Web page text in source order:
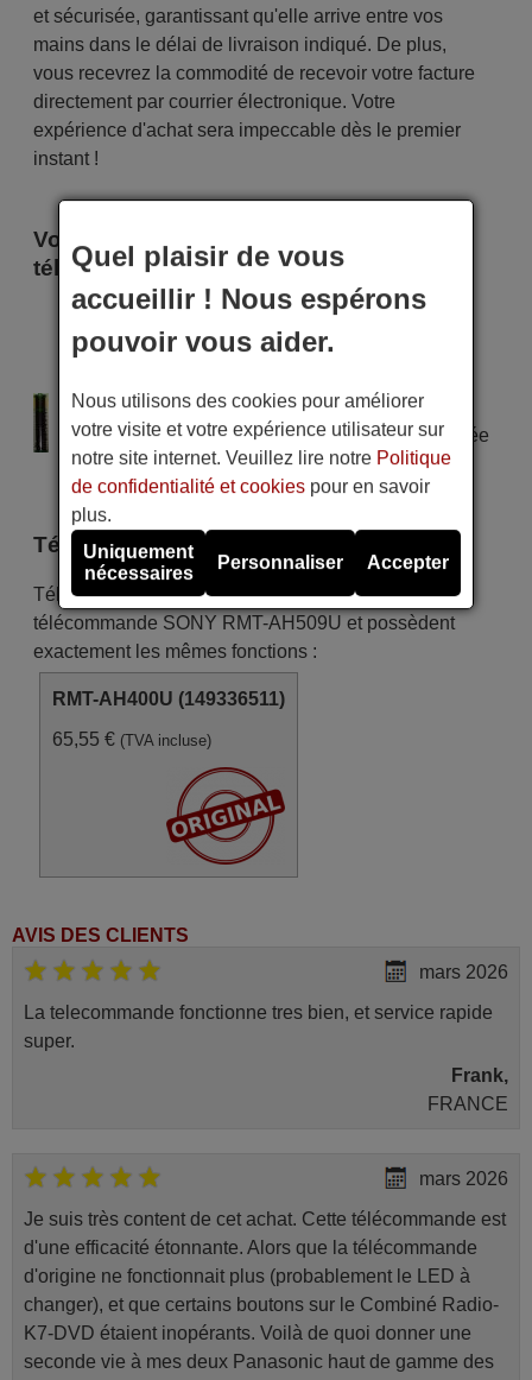
et sécurisée, garantissant qu'elle arrive entre vos
mains dans le délai de livraison indiqué. De plus,
vous recevrez la commodité de recevoir votre facture
directement par courrier électronique. Votre
expérience d'achat sera impeccable dès le premier
instant !
Voici certains modèles qui utilisent cette
télécommande
Sony HT-Z9RF
Sony HT-ZF9
Sony SA-Z9F
Alimentation : 2 piles type AAA
Pile alcaline type AAA LR06 tension 1,5 V utilisée
dans la grande majorité de télécommandes.
Télécommandes équivalentes
Télécommandes équivalentes qui remplacent la
télécommande SONY RMT-AH509U et possèdent
exactement les mêmes fonctions :
RMT-AH400U (149336511)
65,55 € (TVA incluse)
AVIS DES CLIENTS
mars 2026
La telecommande fonctionne tres bien, et service rapide
super.
Frank,
FRANCE
mars 2026
Je suis très content de cet achat. Cette télécommande est
d'une efficacité étonnante. Alors que la télécommande
d'origine ne fonctionnait plus (probablement le LED à
changer), et que certains boutons sur le Combiné Radio-
K7-DVD étaient inopérants. Voilà de quoi donner une
seconde vie à mes deux Panasonic haut de gamme des
Quel plaisir de vous
accueillir ! Nous espérons
pouvoir vous aider.
Nous utilisons des cookies pour améliorer
votre visite et votre expérience utilisateur sur
notre site internet. Veuillez lire notre Politique
de confidentialité et cookies pour en savoir
plus.
Uniquement
nécessaires
Personnaliser Accepter